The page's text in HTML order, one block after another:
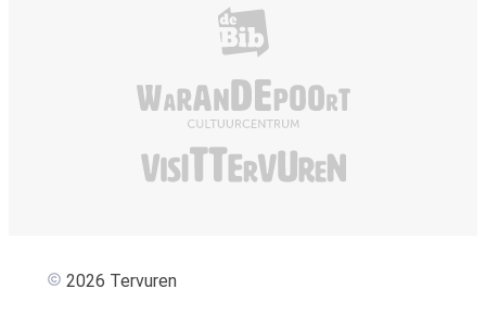
De
Visit Tervuren
2026 Tervuren